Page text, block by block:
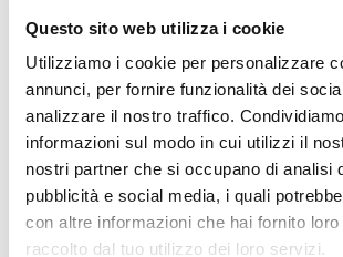
Questo sito web utilizza i cookie
Utilizziamo i cookie per personalizzare
annunci, per fornire funzionalità dei
analizzare il nostro traffico.
informazioni sul modo in cui utilizzi il
nostri partner che si occupano di analisi
pubblicità e social media, i quali
con altre informazioni che hai fornito
raccolto dal tuo utilizzo dei loro servizi.
OPZIONI DI
+39.0331.958.095
WhatsApp